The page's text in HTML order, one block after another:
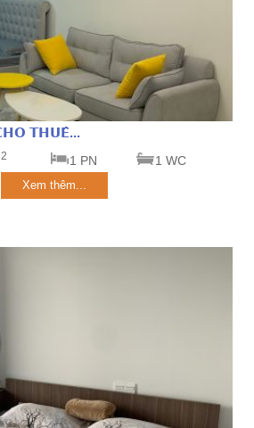
𝗧𝗛𝗨𝗘̂...
2 1 PN 1 WC
Xem thêm...